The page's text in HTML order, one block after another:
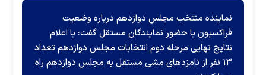
نماینده منتخب مجلس دوازدهم درباره وضعیت
فراکسیون با حضور نمایندگان مستقل گفت: با اعلام
نتایج نهایی مرحله دوم انتخابات مجلس دوازدهم تعداد
۱۳ نفر از نامزد‌های مشی مستقل به مجلس دوازدهم راه